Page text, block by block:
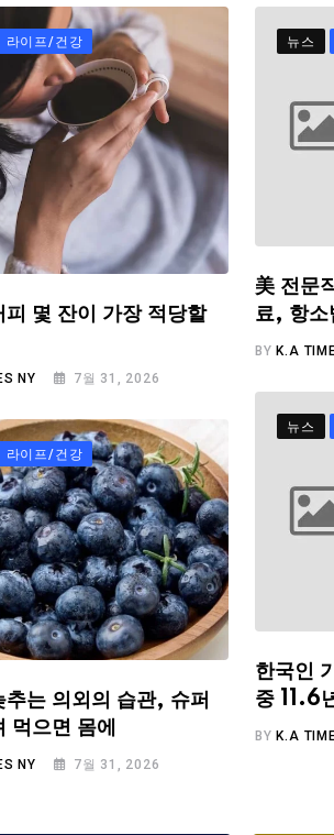
라이프/건강
피 몇 잔이 가장 적당할
NY 7월 31, 2026
뉴스
美 전문
료, 항소
BYK.A
뉴스
한국인
중 11.6
BY K.A
라이프/건강
추는 의외의 습관, 슈퍼
먹으면 몸에
NY 7월 31, 2026